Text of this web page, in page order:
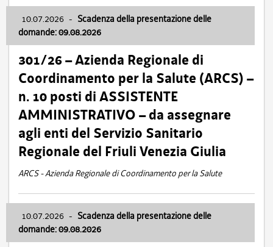
10.07.2026 - Scadenza della presentazione delle
domande: 09.08.2026
301/26 – Azienda Regionale di
Coordinamento per la Salute (ARCS) –
n. 10 posti di ASSISTENTE
AMMINISTRATIVO – da assegnare
agli enti del Servizio Sanitario
Regionale del Friuli Venezia Giulia
ARCS - Azienda Regionale di Coordinamento per la Salute
10.07.2026 - Scadenza della presentazione delle
domande: 09.08.2026